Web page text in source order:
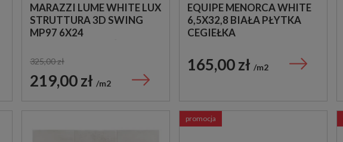
MARAZZI LUME WHITE LUX
STRUTTURA 3D SWING
MP97 6X24
PŁYTKA CEGIEŁKA
325,00 zł
219,00 zł m2
EQUIPE MENORCA WHITE
6,5X32,8 BIAŁA PŁYTKA
CEGIEŁKA
165,00 zł m2
promocja